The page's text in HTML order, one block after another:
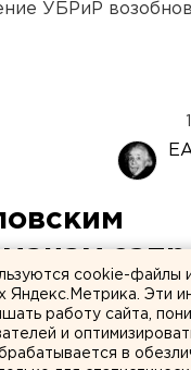
УБРиР
cookie-файлы
Яндекс.Метрика. Эти
работу сайта,
и
в